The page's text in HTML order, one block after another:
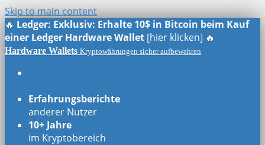
Skip to main content
🔥 Ledger: Exklusiv: Erhalte 10$ in Bitcoin beim Kauf
einer Ledger Hardware Wallet [hier klicken] 🔥
Hardware Wallets Kryptowährungen sicher aufbewahren
Erfahrungsberichte
anderer Nutzer
10+ Jahre
im Kryptobereich